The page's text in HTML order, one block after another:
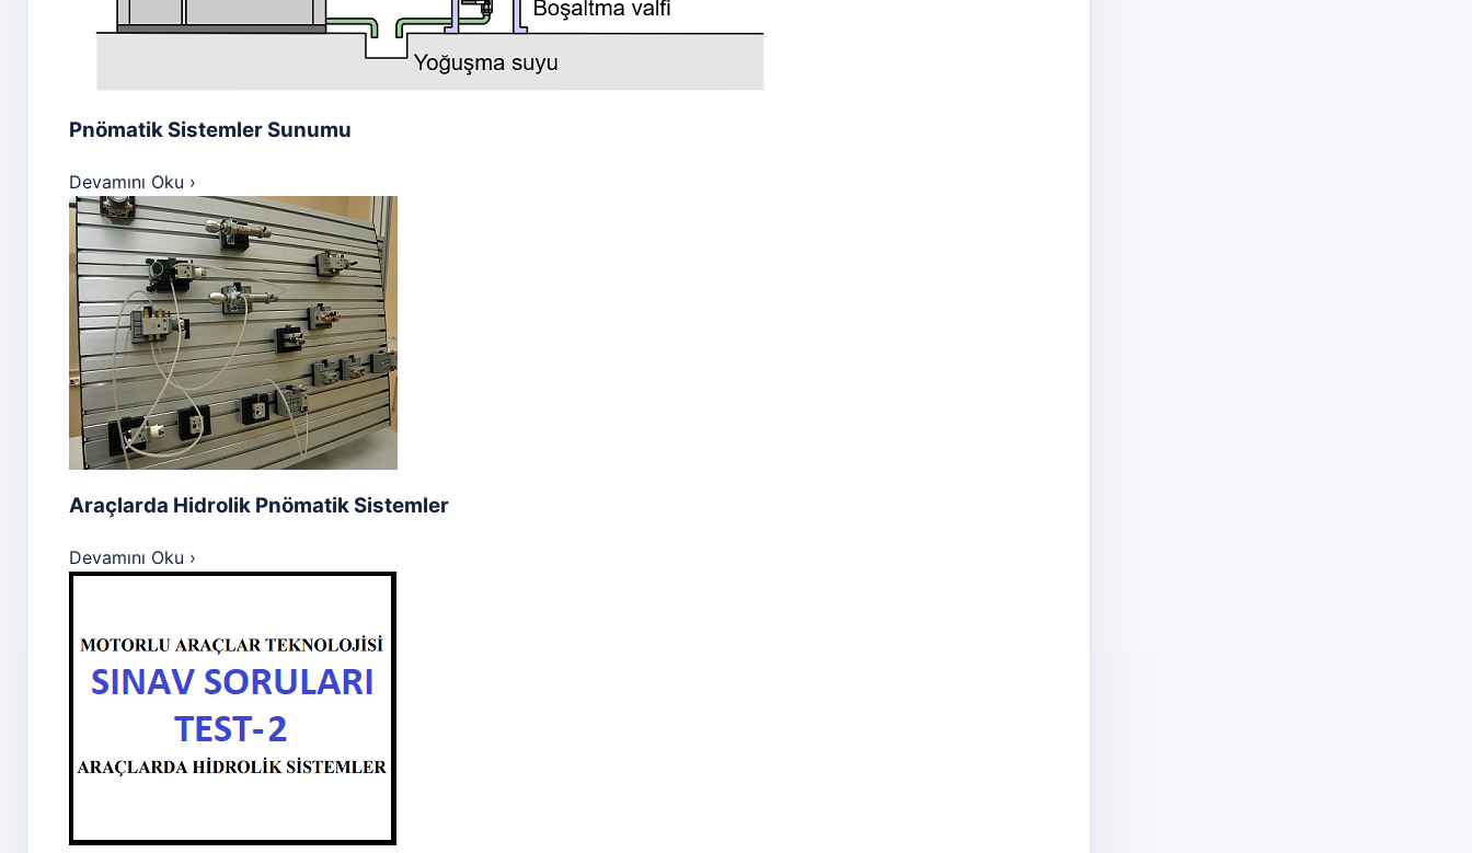
Pnömatik Sistemler Sunumu
Devamını Oku ›
Araçlarda Hidrolik Pnömatik Sistemler
Devamını Oku ›